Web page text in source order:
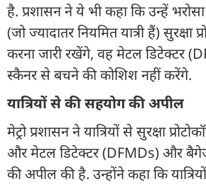
है. प्रशासन ने ये भी कहा कि उन्हें
(जो ज्यादातर नियमित यात्री हैं) सुरक्षा
करना जारी रखेंगे, वह मेटल डिटेक्टर
स्कैनर से बचने की कोशिश नहीं करेंगे.
यात्रियों से की सहयोग की अपील
मेट्रो प्रशासन ने यात्रियों से सुरक्षा
और मेटल डिटेक्टर (DFMDs) और
की अपील की है. उन्होंने कहा कि